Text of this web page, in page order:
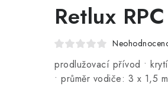
Retlux
prodlužovací přívod •
• průměr vodiče: 3 x 1,5